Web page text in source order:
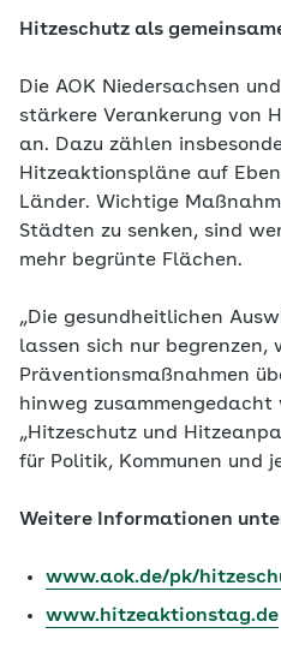
Hitzeschutz als
Die AOK Niedersachsen
stärkere Verankerung von
an. Dazu zählen
Hitzeaktionspläne auf
Länder. Wichtige
Städten zu senken, sind
mehr begrünte Flächen.
„Die gesundheitlichen
lassen sich nur begrenzen,
Präventionsmaßnahmen
hinweg zusammengedacht
„Hitzeschutz und
für Politik, Kommunen und
Weitere Informationen
www.aok.de/pk/
www.hitzeaktionstag.de